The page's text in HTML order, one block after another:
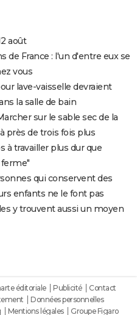
août
de France : l'un d'entre eux se
vous
lave-vaisselle devraient
la salle de bain
sur le sable sec de la
près de trois fois plus
à travailler plus dur que
qui conservent des
enfants ne le font pas
y trouvent aussi un moyen
éditoriale Publicité
Contact
Données personnelles
Mentions légales Groupe Figaro